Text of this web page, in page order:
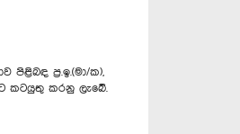
ප්‍ර.ඉ.(මා/ක),
කටයුතු කරනු ලැබේ.